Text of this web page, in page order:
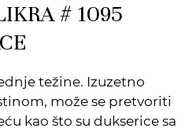
# 1095
težine. Izuzetno
može se pretvoriti
kao što su dukserice sa